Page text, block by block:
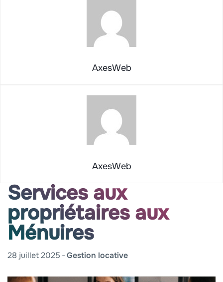
AxesWeb
AxesWeb
Services aux
propriétaires aux
Ménuires
28 juillet 2025 Gestion locative